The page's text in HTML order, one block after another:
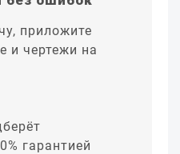
приложите
и чертежи на
гарантией